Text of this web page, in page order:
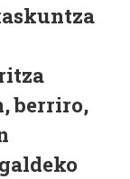
berriro,